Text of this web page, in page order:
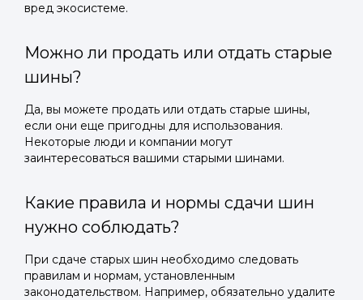
вред экосистеме.
Можно ли продать или отдать старые
шины?
Да, вы можете продать или отдать старые шины,
если они еще пригодны для использования.
Некоторые люди и компании могут
заинтересоваться вашими старыми шинами.
Какие правила и нормы сдачи шин
нужно соблюдать?
При сдаче старых шин необходимо следовать
правилам и нормам, установленным
законодательством. Например, обязательно удалите